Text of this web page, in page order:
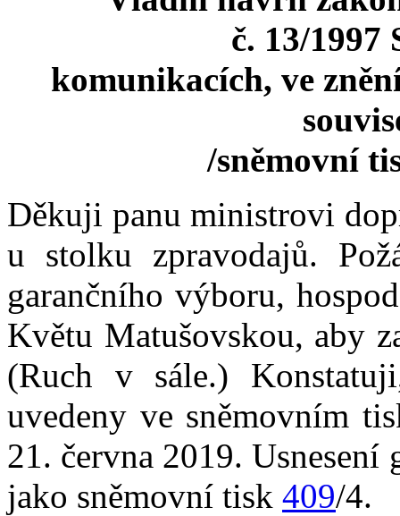
č. 13/1997
komunikacích, ve
/sněmovní
Děkuji panu ministrovi
u stolku zpravodajů.
garančního výboru,
Květu Matušovskou, aby
(Ruch v sále.)
uvedeny ve sněmovním
21. června 2019.
jako sněmovní tisk 409/4.